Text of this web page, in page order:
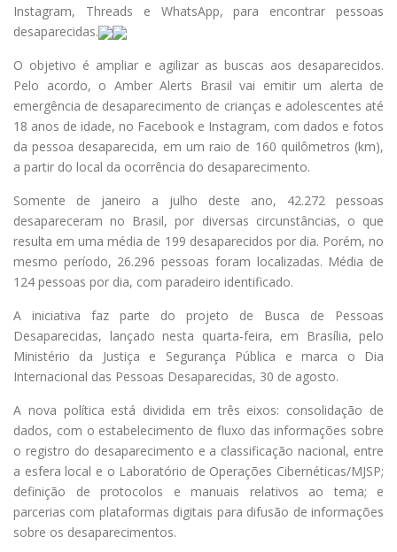
Instagram, Threads e WhatsApp, para encontrar pessoas
desaparecidas.
O objetivo é ampliar e agilizar as buscas aos desaparecidos.
Pelo acordo, o Amber Alerts Brasil vai emitir um alerta de
emergência de desaparecimento de crianças e adolescentes até
18 anos de idade, no Facebook e Instagram, com dados e fotos
da pessoa desaparecida, em um raio de 160 quilômetros (km),
a partir do local da ocorrência do desaparecimento.
Somente de janeiro a julho deste ano, 42.272 pessoas
desapareceram no Brasil, por diversas circunstâncias, o que
resulta em uma média de 199 desaparecidos por dia. Porém, no
mesmo período, 26.296 pessoas foram localizadas. Média de
124 pessoas por dia, com paradeiro identificado.
A iniciativa faz parte do projeto de Busca de Pessoas
Desaparecidas, lançado nesta quarta-feira, em Brasília, pelo
Ministério da Justiça e Segurança Pública e marca o Dia
Internacional das Pessoas Desaparecidas, 30 de agosto.
A nova política está dividida em três eixos: consolidação de
dados, com o estabelecimento de fluxo das informações sobre
o registro do desaparecimento e a classificação nacional, entre
a esfera local e o Laboratório de Operações Cibernéticas/MJSP;
definição de protocolos e manuais relativos ao tema; e
parcerias com plataformas digitais para difusão de informações
sobre os desaparecimentos.